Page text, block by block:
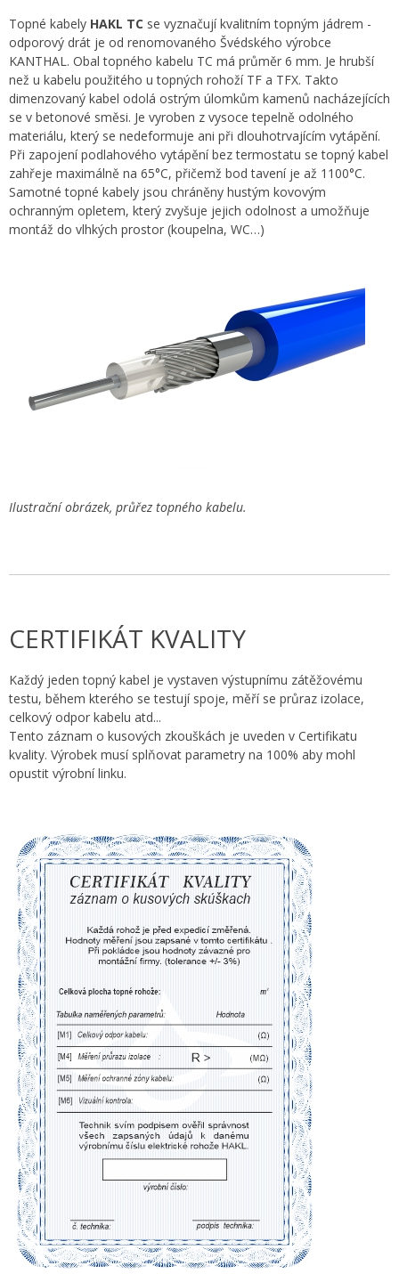
Topné kabely HAKL TC se vyznačují kvalitním topným jádrem -
odporový drát je od renomovaného Švédského výrobce
KANTHAL. Obal topného kabelu TC má průměr 6 mm. Je hrubší
než u kabelu použitého u topných rohoží TF a TFX. Takto
dimenzovaný kabel odolá ostrým úlomkům kamenů nacházejících
se v betonové směsi. Je vyroben z vysoce tepelně odolného
materiálu, který se nedeformuje ani při dlouhotrvajícím vytápění.
Při zapojení podlahového vytápění bez termostatu se topný kabel
zahřeje maximálně na 65°C, přičemž bod tavení je až 1100°C.
Samotné topné kabely jsou chráněny hustým kovovým
ochranným opletem, který zvyšuje jejich odolnost a umožňuje
montáž do vlhkých prostor (koupelna, WC…)
Ilustrační obrázek, průřez topného kabelu.
CERTIFIKÁT KVALITY
Každý jeden topný kabel je vystaven výstupnímu zátěžovému
testu, během kterého se testují spoje, měří se průraz izolace,
celkový odpor kabelu atd...
Tento záznam o kusových zkouškách je uveden v Certifikatu
kvality. Výrobek musí splňovat parametry na 100% aby mohl
opustit výrobní linku.